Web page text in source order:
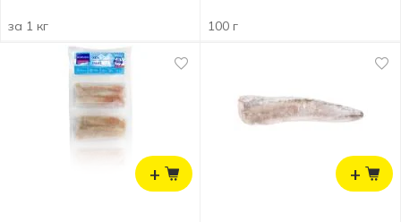
за 1 кг 100 г
+ +